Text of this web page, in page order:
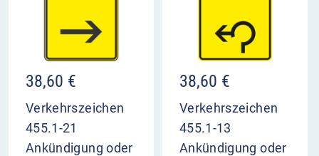
38,60 €
Verkehrszeichen
455.1-21
Ankündigung oder
38,60 €
Verkehrszeichen
455.1-13
Ankündigung oder